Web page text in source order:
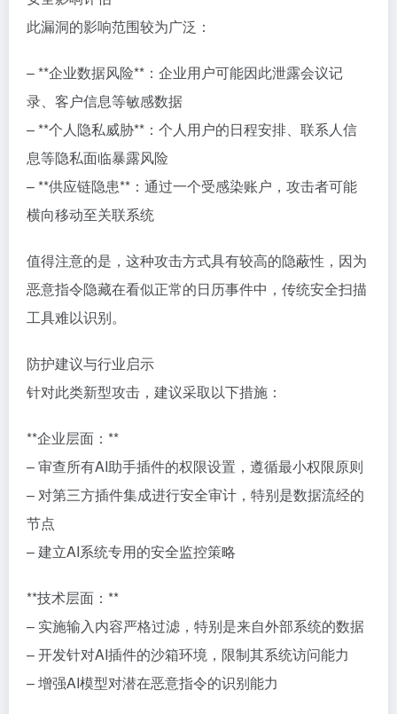
此漏洞的影响范围较为广泛：
– **企业数据风险**：企业用户可能因此泄露会议记
录、客户信息等敏感数据
– **个人隐私威胁**：个人用户的日程安排、联系人信
息等隐私面临暴露风险
– **供应链隐患**：通过一个受感染账户，攻击者可能
横向移动至关联系统
值得注意的是，这种攻击方式具有较高的隐蔽性，因为
恶意指令隐藏在看似正常的日历事件中，传统安全扫描
工具难以识别。
防护建议与行业启示
针对此类新型攻击，建议采取以下措施：
**企业层面：**
– 审查所有AI助手插件的权限设置，遵循最小权限原则
– 对第三方插件集成进行安全审计，特别是数据流经的
节点
– 建立AI系统专用的安全监控策略
**技术层面：**
– 实施输入内容严格过滤，特别是来自外部系统的数据
– 开发针对AI插件的沙箱环境，限制其系统访问能力
– 增强AI模型对潜在恶意指令的识别能力